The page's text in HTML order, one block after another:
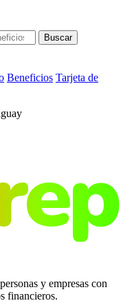
Buscar
Beneficios Tarjeta de
y empresas con
financieros.